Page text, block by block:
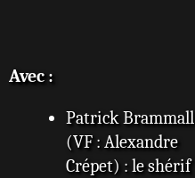
Avec :
Patrick Brammall
(VF : Alexandre
Crépet) : le shérif